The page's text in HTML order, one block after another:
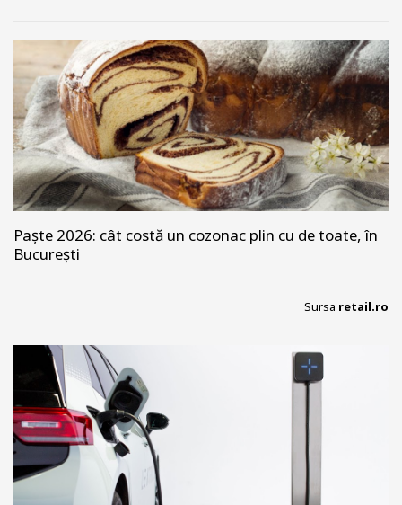
Paște 2026: cât costă un cozonac plin cu de toate, în
București
Sursa retail.ro